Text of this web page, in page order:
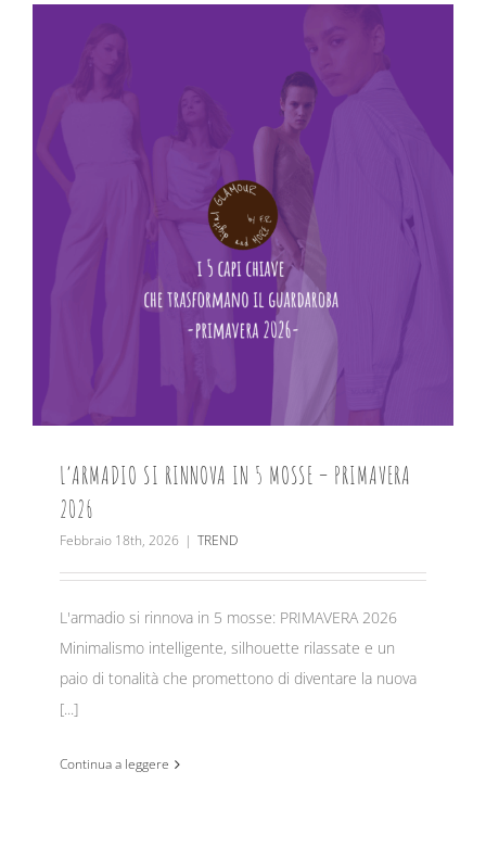
L’ARMADIO SI RINNOVA IN 5 MOSSE – PRIMAVERA
2026
Febbraio 18th, 2026 | TREND
L'armadio si rinnova in 5 mosse: PRIMAVERA 2026
Minimalismo intelligente, silhouette rilassate e un
paio di tonalità che promettono di diventare la nuova
[...]
Continua a leggere